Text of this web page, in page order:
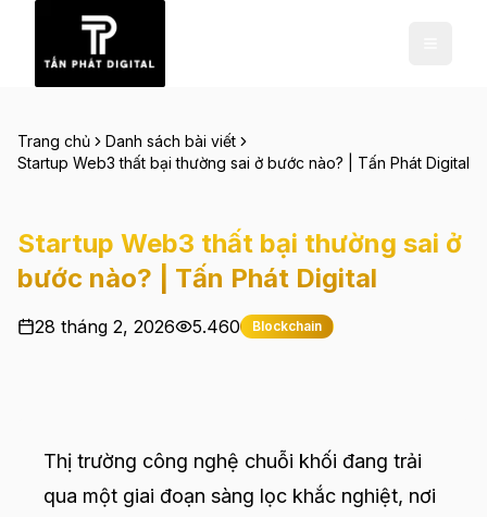
Trang chủ
Danh sách bài viết
Startup Web3 thất bại thường sai ở bước nào? | Tấn Phát Digital
Startup Web3 thất bại thường sai ở
bước nào? | Tấn Phát Digital
28 tháng 2, 2026 5.460 Blockchain
Thị trường công nghệ chuỗi khối đang trải
qua một giai đoạn sàng lọc khắc nghiệt, nơi